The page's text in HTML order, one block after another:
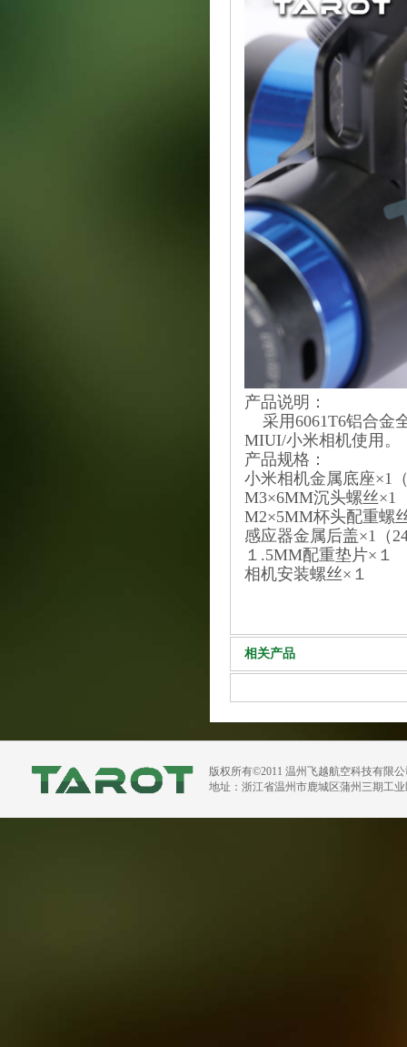
产品说明：
采用6061T6铝合金
MIUI/小米相机使用。
产品规格：
小米相机金属底座×1
M3×6MM沉头螺丝×1
M2×5MM杯头配重螺
感应器金属后盖×1（
１.5MM配重垫片×１
相机安装螺丝×１
相关产品
版权所有©2011 温州飞越航空科技有限
地址：浙江省温州市鹿城区蒲州三期工业